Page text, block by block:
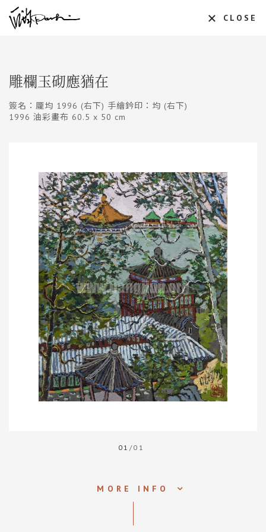
CLOSE
雕欄玉砌應猶在
簽名：龎均 1996 (右下) 手繪鈐印：均 (右下)
1996 油彩畫布 60.5 x 50 cm
01 /01
MORE INFO